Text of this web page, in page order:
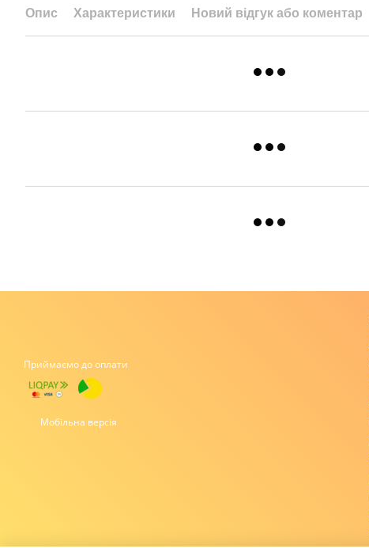
Опис Характеристики Новий відгук або коментар
Приймаємо до оплати
Мобільна версія